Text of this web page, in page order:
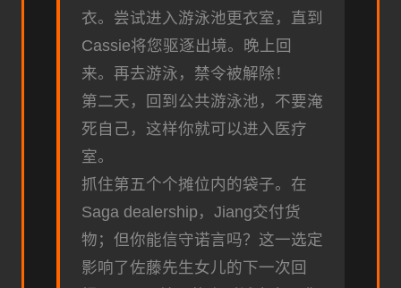
衣。尝试进入游泳池更衣室，直到
Cassie将您驱逐出境。晚上回
来。再去游泳，禁令被解除！
第二天，回到公共游泳池，不要淹
死自己，这样你就可以进入医疗
室。
抓住第五个个摊位内的袋子。在
Saga dealership，Jiang交付货
物；但你能信守诺言吗？这一选定
影响了佐藤先生女儿的下一次回